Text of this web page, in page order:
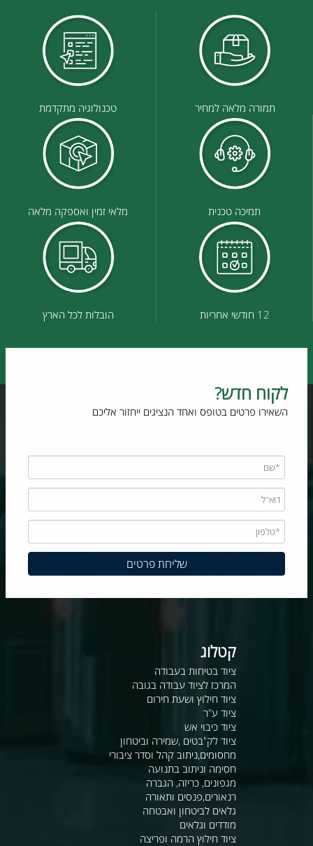
תמורה מלאה למחיר טכנולוגיה מתקדמת
תמיכה טכנית מלאי זמין ואספקה מלאה
12 חודשי אחריות הובלות לכל הארץ
לקוח חדש?
השאירו פרטים בטופס ואחד הנציגים ייחזור אליכם
קטלוג
ציוד בטיחות בעבודה
המרכז לציוד עבודה בגובה
ציוד חילוץ ושעת חירום
ציוד ע"ר
ציוד כיבוי אש
ציוד לק"בטים ,שמירה וביטחון
מחסומים,ניתוב קהל וסדר ציבורי
חסימה וניתוב בתנועה
מגפונים, כריזה, הגברה
רנאורים,פנסים ותאורה
גלאים לביטחון ואבטחה
מודדים וגלאים
ציוד חילוץ הרמה ופריצה